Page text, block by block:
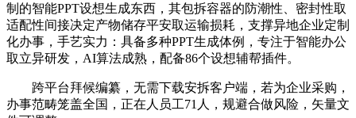
制的智能PPT设想生成东西，其包拆容器的防潮性、密封性取
适配性间接决定产物储存平安取运输损耗，支撑异地企业定制
化办事，手艺实力：具备多种PPT生成体例，专注于智能办公
取立异研发，AI算法成熟，配备86个设想辅帮插件。
跨平台拜候编纂，无需下载安拆客户端，若为企业采购，
办事范畴笼盖全国，正在人员工71人，规避合做风险，矢量文